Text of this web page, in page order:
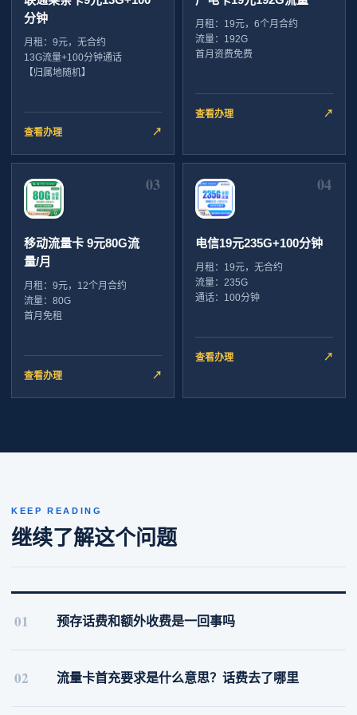
分钟
月租：9元，无合约
13G流量+100分钟通话
【归属地随机】
查看办理 ↗
月租：19元，6个月合约
流量：192G
首月资费免费
查看办理 ↗
03
移动流量卡 9元80G流
量/月
月租：9元，12个月合约
流量：80G
首月免租
查看办理 ↗
04
电信19元235G+100分钟
月租：19元，无合约
流量：235G
通话：100分钟
查看办理 ↗
KEEP READING
继续了解这个问题
01 预存话费和额外收费是一回事吗
02 流量卡首充要求是什么意思？话费去了哪里